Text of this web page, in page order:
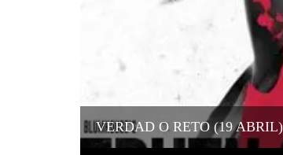
VERDAD O RETO (19 ABRIL)